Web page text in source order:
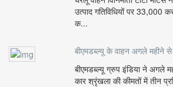
उत्पाद गतिविधियों पर
क...
बीएमडब्ल्यू के वाहन अगले महीने
बीएमडब्ल्यू ग्रुप इंडिया ने अगले
कार श्रृंखला की कीमतों में तीन